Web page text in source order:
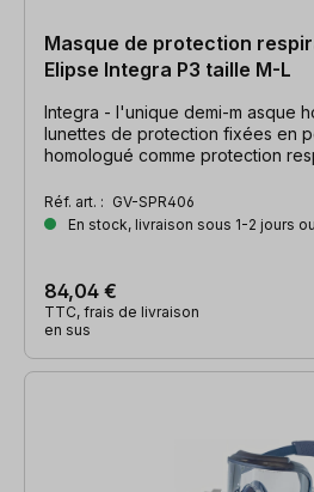
Masque de protection
Elipse Integra P3 taille M-L
Integra - l'unique demi-m asque
lunettes de protection fixées en
homologué comme protection
échangé, ni repris pour des
Réf. art. : GV-SPR406
En stock, livraison sous 1-2 jours
84,04 €
TTC, frais de livraison
en sus